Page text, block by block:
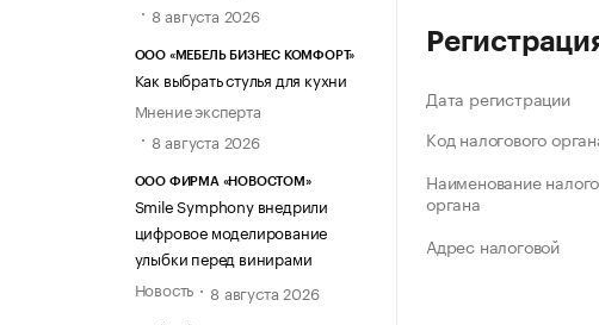
8 августа 2026
ООО «МЕБЕЛЬ БИЗНЕС КОМФОРТ»
Как выбрать стулья для кухни
Мнение эксперта
8 августа 2026
ООО ФИРМА «НОВОСТОМ»
Smile Symphony внедрили
цифровое моделирование
улыбки перед винирами
Новость
8 августа 2026
Дата регистрации
Код налогового
Наименование
органа
Адрес налоговой